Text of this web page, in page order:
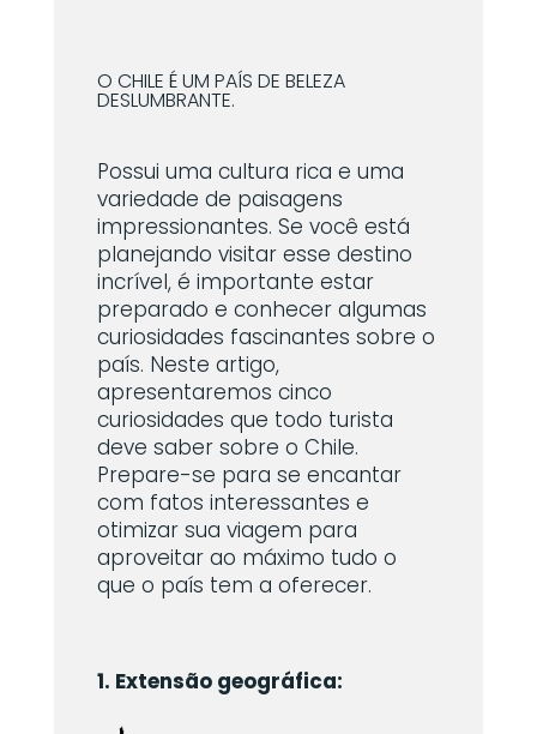
O CHILE É UM PAÍS DE BELEZA
DESLUMBRANTE.
Possui uma cultura rica e uma
variedade de paisagens
impressionantes. Se você está
planejando visitar esse destino
incrível, é importante estar
preparado e conhecer algumas
curiosidades fascinantes sobre o
país. Neste artigo,
apresentaremos cinco
curiosidades que todo turista
deve saber sobre o Chile.
Prepare-se para se encantar
com fatos interessantes e
otimizar sua viagem para
aproveitar ao máximo tudo o
que o país tem a oferecer.
1. Extensão geográfica: